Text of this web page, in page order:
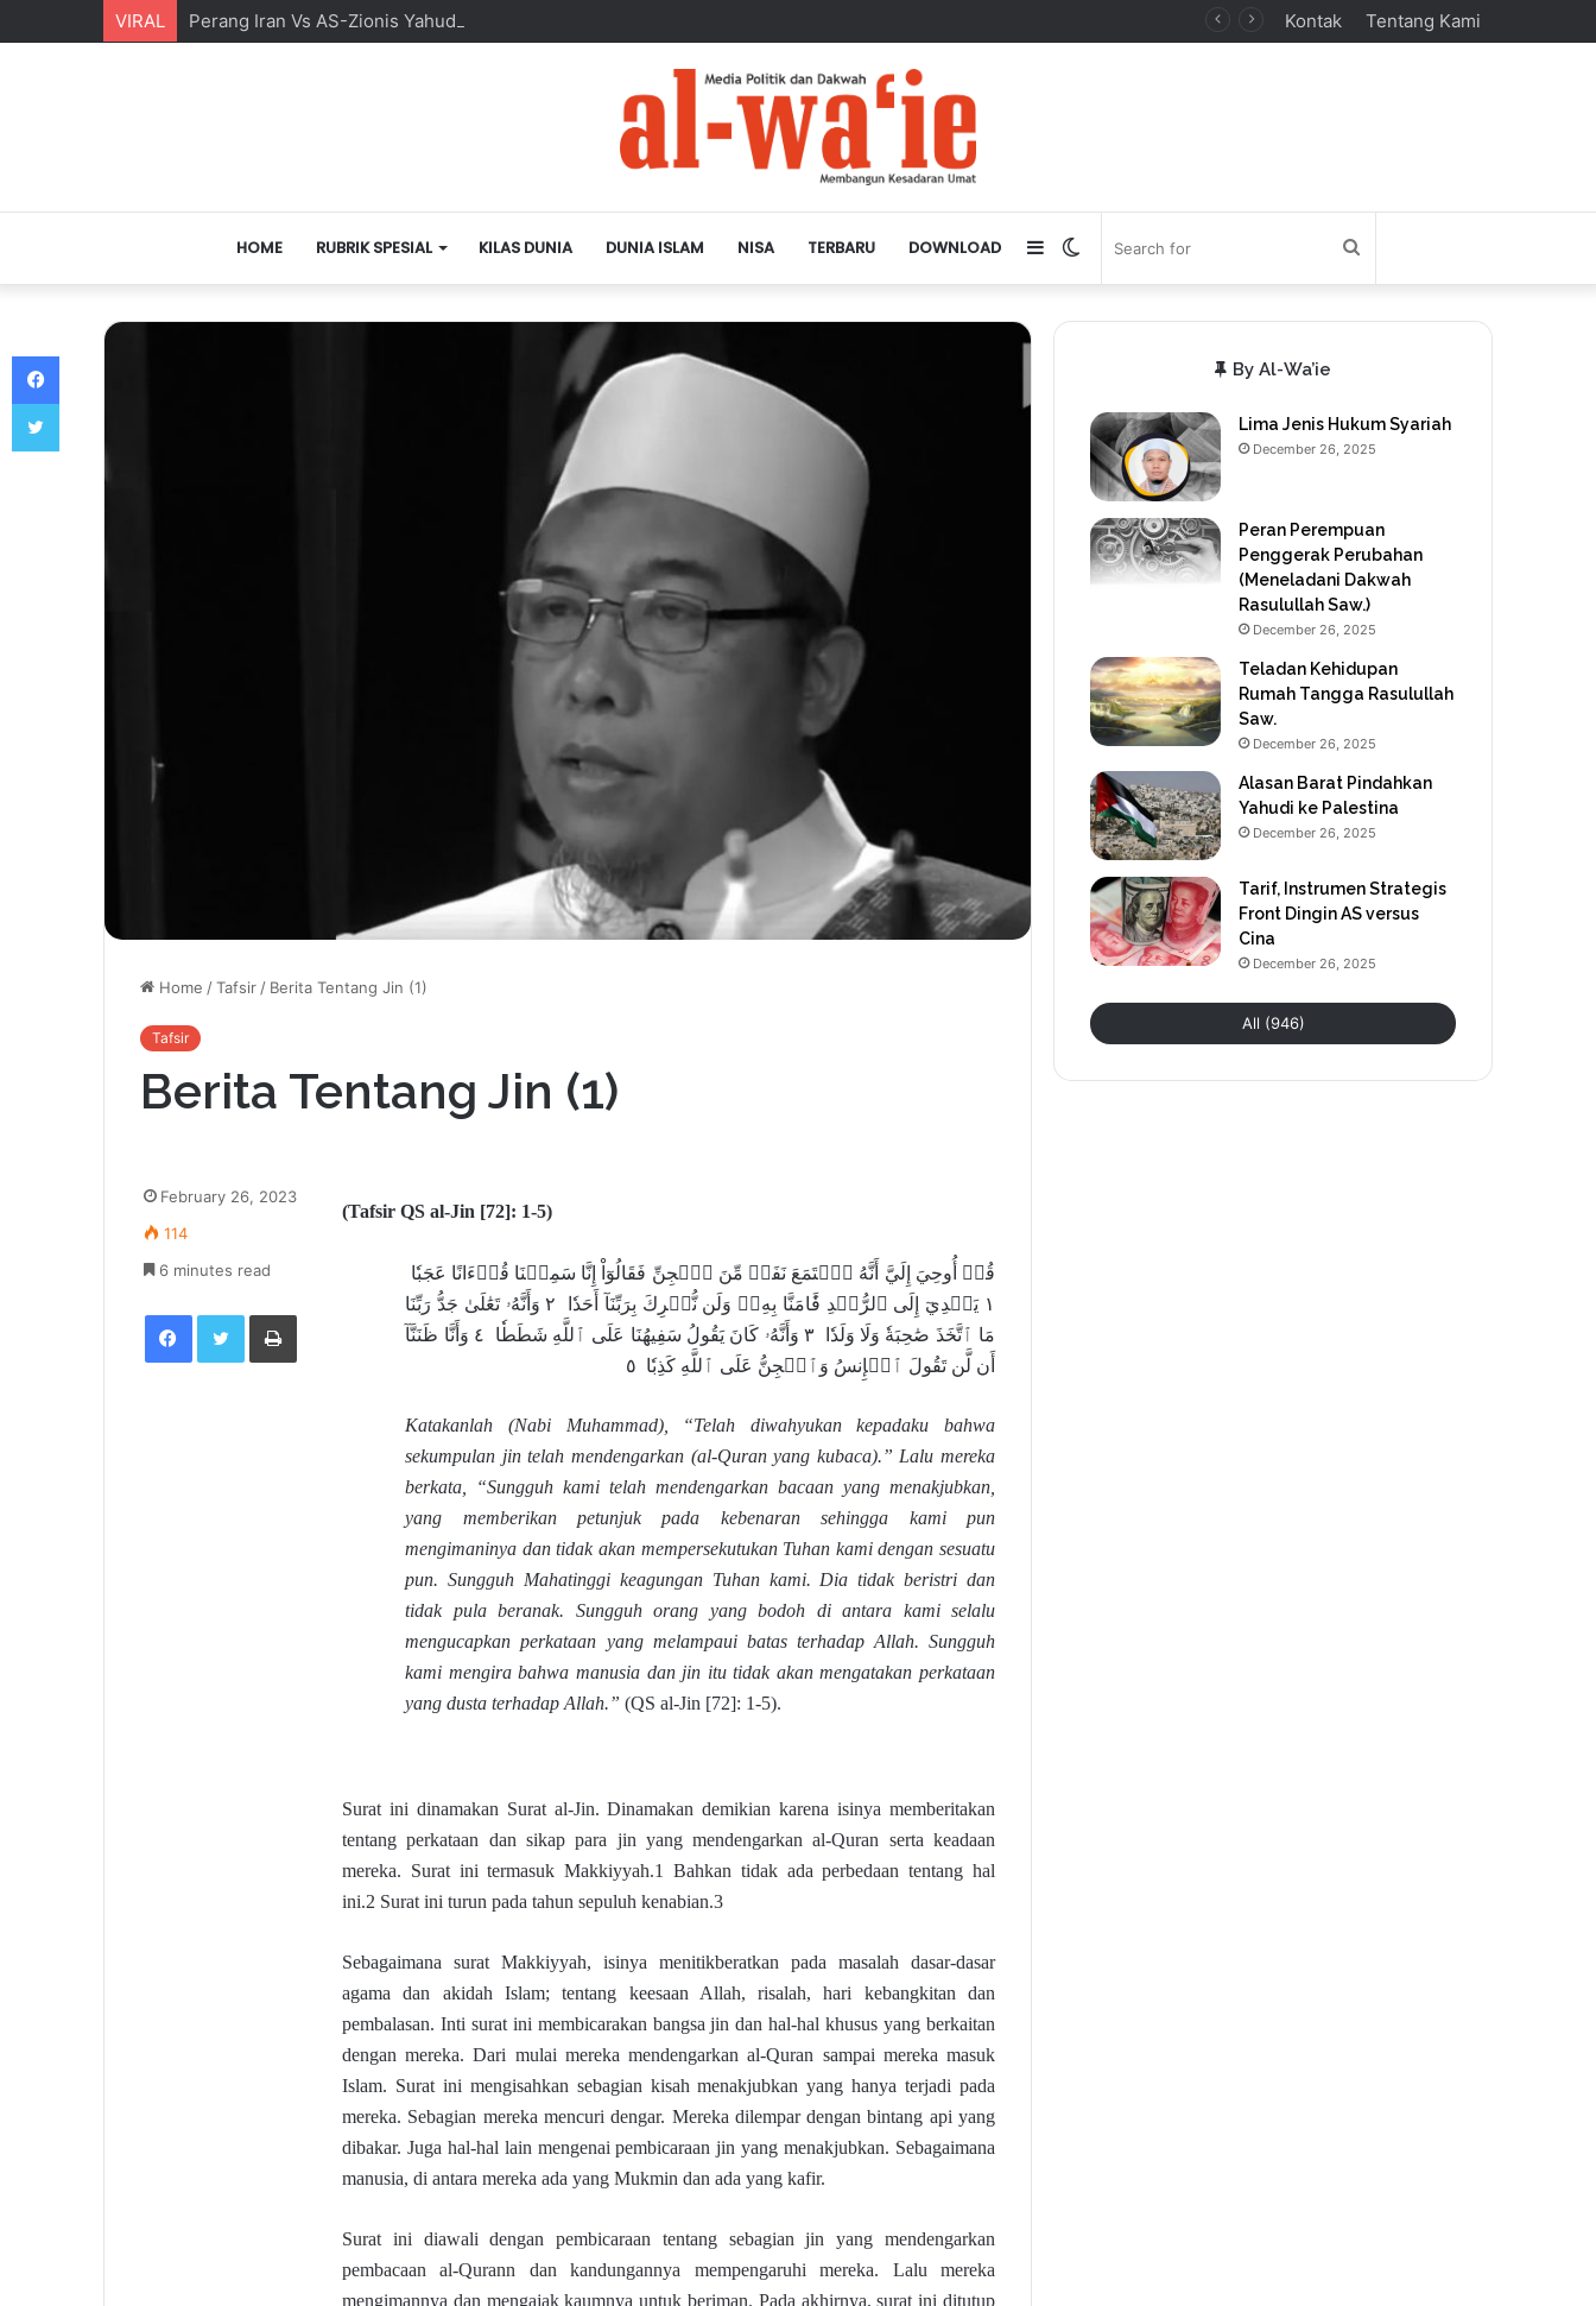
VIRAL Perang Iran Vs AS-Zionis Yahudi dan Masa Depan Dunia Islam Kontak Tentang Kami
HOME RUBRIK SPESIAL KILAS DUNIA DUNIA ISLAM NISA TERBARU DOWNLOAD
for
Switch
skin
Sidebar
Home /Tafsir / Berita Tentang Jin (1)
Tafsir
Berita Tentang Jin (1)
(Tafsir QS al-Jin [72]: 1-5)
قُلۡ أُوحِيَ إِلَيَّ أَنَّهُ ٱسۡتَمَعَ نَفَرٞ مِّنَ ٱلۡجِنِّ فَقَالُوٓاْ إِنَّا سَمِعۡنَا قُرۡءَانًا عَجَبٗا
١ يَهۡدِيٓ إِلَى ٱلرُّشۡدِ فَ‍َٔامَنَّا بِهِۦۖ وَلَن نُّشۡرِكَ بِرَبِّنَآ أَحَدٗا ٢ وَأَنَّهُۥ تَعَٰلَىٰ جَدُّ رَبِّنَا
مَا ٱتَّخَذَ صَٰحِبَةٗ وَلَا وَلَدٗا ٣ وَأَنَّهُۥ كَانَ يَقُولُ سَفِيهُنَا عَلَى ٱللَّهِ شَطَطٗا ٤ وَأَنَّا ظَنَنَّآ
أَن لَّن تَقُولَ ٱلۡإِنسُ وَٱلۡجِنُّ عَلَى ٱللَّهِ كَذِبٗا ٥
Katakanlah (Nabi Muhammad), “Telah diwahyukan kepadaku bahwa
sekumpulan jin telah mendengarkan (al-Quran yang kubaca).” Lalu mereka
berkata, “Sungguh kami telah mendengarkan bacaan yang menakjubkan,
yang memberikan petunjuk pada kebenaran sehingga kami pun
mengimaninya dan tidak akan mempersekutukan Tuhan kami dengan sesuatu
pun. Sungguh Mahatinggi keagungan Tuhan kami. Dia tidak beristri dan
tidak pula beranak. Sungguh orang yang bodoh di antara kami selalu
mengucapkan perkataan yang melampaui batas terhadap Allah. Sungguh
kami mengira bahwa manusia dan jin itu tidak akan mengatakan perkataan
yang dusta terhadap Allah.”(QS al-Jin [72]: 1-5).
Surat ini dinamakan Surat al-Jin. Dinamakan demikian karena isinya memberitakan
tentang perkataan dan sikap para jin yang mendengarkan al-Quran serta keadaan
mereka. Surat ini termasuk Makkiyyah.1 Bahkan tidak ada perbedaan tentang hal
ini.2 Surat ini turun pada tahun sepuluh kenabian.3
Sebagaimana surat Makkiyyah, isinya menitikberatkan pada masalah dasar-dasar
agama dan akidah Islam; tentang keesaan Allah, risalah, hari kebangkitan dan
pembalasan. Inti surat ini membicarakan bangsa jin dan hal-hal khusus yang berkaitan
dengan mereka. Dari mulai mereka mendengarkan al-Quran sampai mereka masuk
Islam. Surat ini mengisahkan sebagian kisah menakjubkan yang hanya terjadi pada
mereka. Sebagian mereka mencuri dengar. Mereka dilempar dengan bintang api yang
dibakar. Juga hal-hal lain mengenai pembicaraan jin yang menakjubkan. Sebagaimana
manusia, di antara mereka ada yang Mukmin dan ada yang kafir.
Surat ini diawali dengan pembicaraan tentang sebagian jin yang mendengarkan
pembacaan al-Qurann dan kandungannya mempengaruhi mereka. Lalu mereka
mengimannya dan mengajak kaumnya untuk beriman. Pada akhirnya, surat ini ditutup
February 26, 2023
114
6 minutes read
Facebook Twitter Print
By Al-Wa’ie
Lima Jenis Hukum Syariah
December 26, 2025
Peran Perempuan
Penggerak Perubahan
(Meneladani Dakwah
Rasulullah Saw.)
December 26, 2025
Teladan Kehidupan
Rumah Tangga Rasulullah
Saw.
December 26, 2025
Alasan Barat Pindahkan
Yahudi ke Palestina
December 26, 2025
Tarif, Instrumen Strategis
Front Dingin AS versus
Cina
December 26, 2025
All (946)